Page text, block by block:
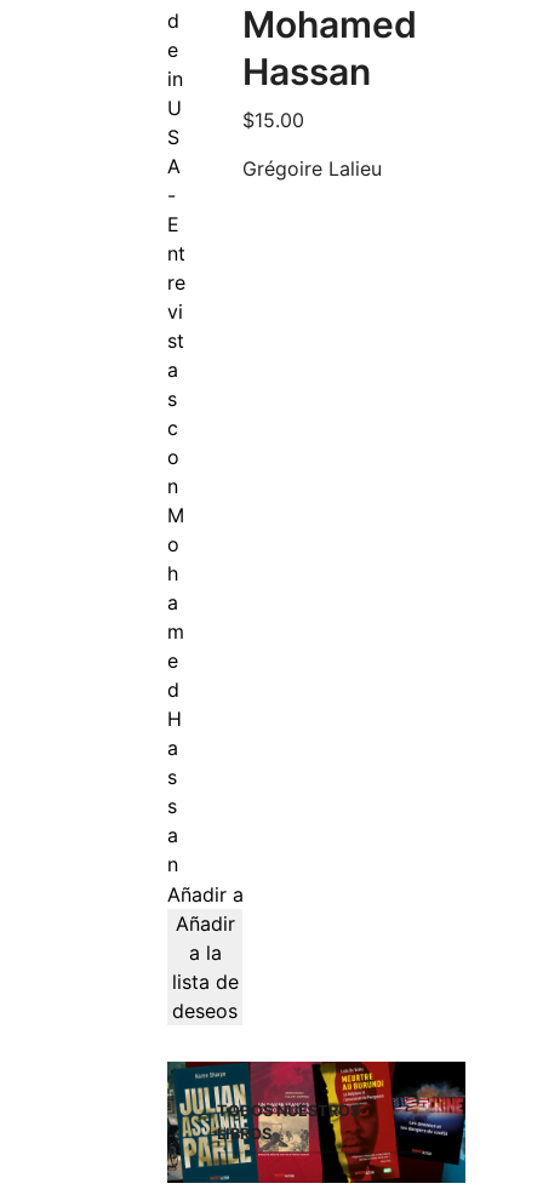
Añadir al carrito
Añadir
a la
lista de
deseos
Mohamed
Hassan
$15.00
Grégoire Lalieu
TODOS NUESTROS
LIBROS